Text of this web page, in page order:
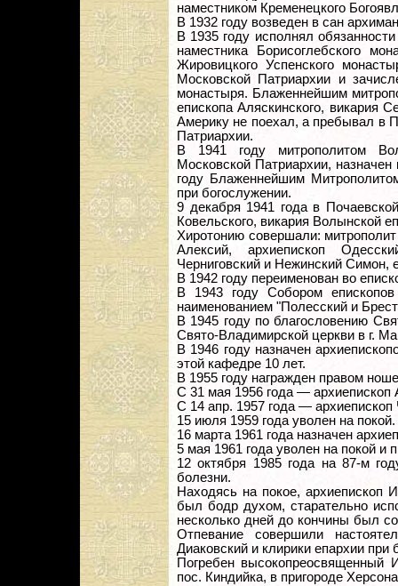
наместником Кременецкого
В 1932 году возведен в сан
В 1935 году исполнял
наместника Борисоглебского
Жировицкого Успенского
Московской Патриархии и
монастыря. Блаженнейшим
епископа Аляскинского, викария
Америку не поехал, а пребывал в
Патриархии.
В 1941 году митрополитом
Московской Патриархии,
году Блаженнейшим
при богослужении.
9 декабря 1941 года в
Ковельского, викария Волынской
Хиротонию совершали:
Алексий, архиепископ
Черниговский и Нежинский Симон,
В 1942 году переименован во
В 1943 году Собором
наименованием "Полесский и
В 1945 году по благословению
Свято-Владимирской церкви в г.
В 1946 году назначен
этой кафедре 10 лет.
В 1955 году награжден правом
С 31 мая 1956 года — архиепископ
С 14 апр. 1957 года — архиепископ
15 июля 1959 года уволен на покой.
16 марта 1961 года назначен
5 мая 1961 года уволен на покой и
12 октября 1985 года на 87-м
болезни.
Находясь на покое, архиепископ
был бодр духом, старательно
несколько дней до кончины был
Отпевание совершили
Диаковский и клирики епархии
Погребен высокопреосвященный
пос. Киндийка, в пригороде